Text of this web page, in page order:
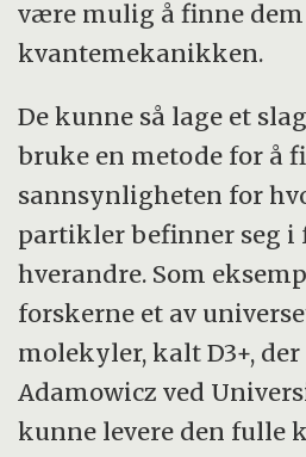
være mulig å finne dem
kvantemekanikken.
De kunne så lage et
bruke en metode for å
sannsynligheten for
partikler befinner seg i
hverandre. Som
forskerne et av
molekyler, kalt D3+,
Adamowicz ved
kunne levere den fulle